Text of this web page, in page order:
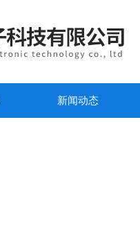
新闻动态